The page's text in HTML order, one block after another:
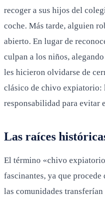
recoger a sus hijos del
coche. Más tarde, alguien
abierto. En lugar de
culpan a los niños,
les hicieron olvidarse de
clásico de chivo expiatorio:
responsabilidad para evitar
Las raíces
El término «chivo
fascinantes, ya que
las comunidades